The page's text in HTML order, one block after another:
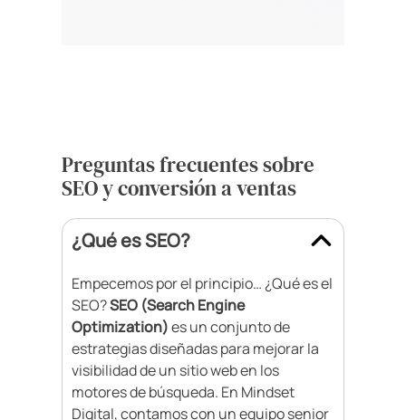
Preguntas frecuentes sobre
SEO y conversión a ventas
¿Qué es SEO?
Empecemos por el principio… ¿Qué es el
SEO?SEO (Search Engine
Optimization)es un conjunto de
estrategias diseñadas para mejorar la
visibilidad de un sitio web en los
motores de búsqueda. En Mindset
Digital, contamos con un equipo senior